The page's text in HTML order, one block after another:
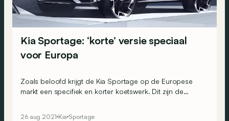
Kia Sportage: ‘korte’ versie speciaal
voor Europa
Zoals beloofd krijgt de Kia Sportage op de Europese
markt een specifiek en korter koetswerk. Dit zijn de
26 aug 2021 Kia Sportage